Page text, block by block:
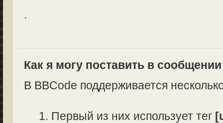
.
Как я могу поставить в
В BBCode поддерживается
Первый из них использует тег